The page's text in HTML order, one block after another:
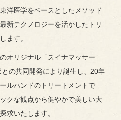
洋医学をベースとしたメソッド
新テクノロジーを活かしたトリ
ます。
オリジナル「スイナマッサー
の共同開発により誕生し、20年
ルハンドのトリートメントで
クな観点から健やかで美しい大
求いたします。